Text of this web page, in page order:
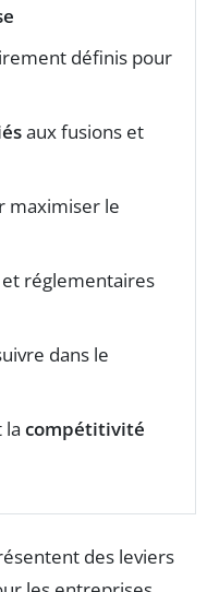
définis pour
aux fusions et
maximiser le
et réglementaires
dans le
la compétitivité
des leviers